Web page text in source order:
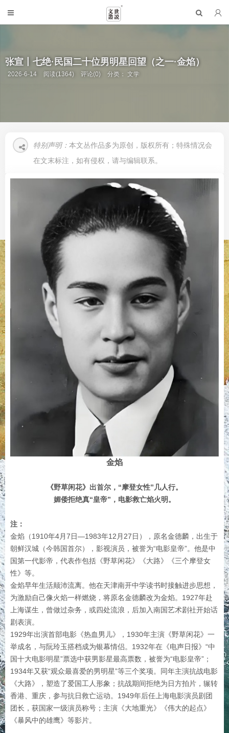
张宣丨七绝·民国二十位男明星回望（之一·金焰）
2026-6-14 阅读(1364) 评论(0) 分类：文学
特别声明： 本文丛作品多为原创，版权所有；特殊情况会
在文末标注，如有侵权，请与编辑联系。
金焰
《野草闲花》出首尔，“摩登女性”几人行。
媚倭拒绝真“皇帝”，电影救亡焰火明。
注：
金焰（1910年4月7日—1983年12月27日），原名金德麟，出生于
朝鲜汉城（今韩国首尔），影视演员，被誉为“电影皇帝”。他是中
国第一代影帝，代表作包括《野草闲花》《大路》《三个摩登女
性》等。
金焰早年生活颠沛流离。他在天津南开中学读书时接触进步思想，
为激励自己像火焰一样燃烧，将原名金德麟改为金焰。1927年赴
上海谋生，曾做过杂务，或四处流浪，后加入南国艺术剧社开始话
剧表演。
1929年出演首部电影《热血男儿》，1930年主演《野草闲花》一
举成名，与阮玲玉搭档成为银幕情侣。1932年在《电声日报》“中
国十大电影明星”票选中获男影星最高票数，被誉为“电影皇帝”；
1934年又获“观众最喜爱的男明星”等三个奖项。同年主演抗战电影
《大路》，塑造了爱国工人形象；抗战期间拒绝为日方拍片，辗转
香港、重庆，参与抗日救亡运动。1949年后任上海电影演员剧团
团长，获国家一级演员称号；主演《大地重光》《伟大的起点》
《暴风中的雄鹰》等影片。‌‌‌